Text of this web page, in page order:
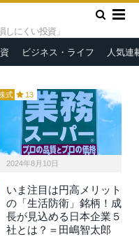
しにくい投資」
ビジネス・ライフ 人気連
高配当銘柄に注目したい。
以下に、9月権利確定の高配当
柄のいくつかを挙げてお
。（『』田嶋智太…
式 13
2024年8月10日
いま注目は円高メリット
の「生活防衛」銘柄！成
長が見込める日本企業５
社とは？＝田嶋智太郎